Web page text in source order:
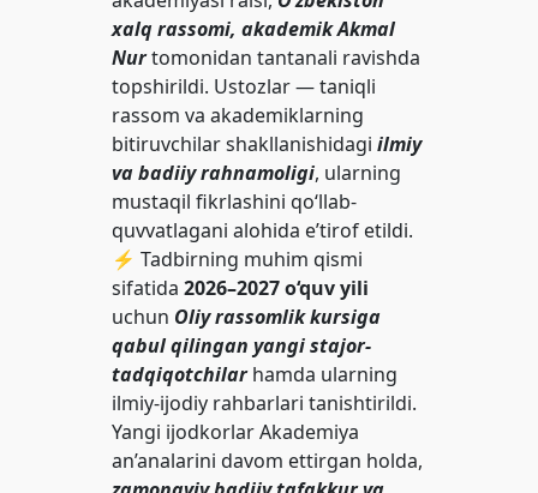
xalq rassomi, akademik Akmal
Nurtomonidan tantanali ravishda
topshirildi. Ustozlar — taniqli
rassom va akademiklarning
bitiruvchilar shakllanishidagiilmiy
va badiiy rahnamoligi, ularning
mustaqil fikrlashini qo‘llab-
quvvatlagani alohida e’tirof etildi.
⚡️ Tadbirning muhim qismi
sifatida2026–2027 o‘quv yili
uchun Oliy rassomlik kursiga
qabul qilingan yangi stajor-
tadqiqotchilarhamda ularning
ilmiy-ijodiy rahbarlari tanishtirildi.
Yangi ijodkorlar Akademiya
an’analarini davom ettirgan holda,